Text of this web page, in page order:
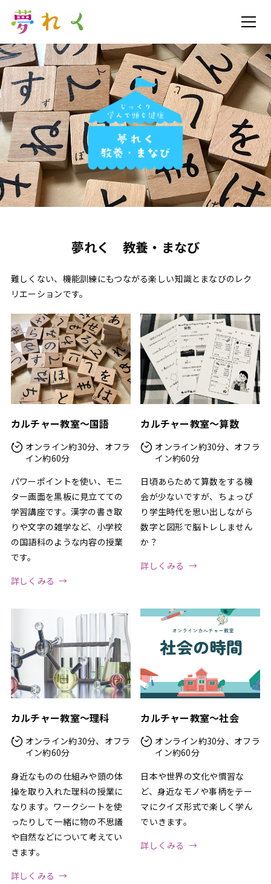
夢れく 教養・まなび
難しくない、機能訓練にもつながる楽しい知識とまなびのレク
リエーションです。
カルチャー教室〜国語
オンライン約30分、オフラ
イン約60分
パワーポイントを使い、モニ
ター画面を黒板に見立てての
学習講座です。漢字の書き取
りや文字の雑学など、小学校
の国語科のような内容の授業
です。
詳しくみる
カルチャー教室〜算数
オンライン約30分、オフラ
イン約60分
日頃あらためて算数をする機
会が少ないですが、ちょっぴ
り学生時代を思い出しながら
数字と図形で脳トレしません
か？
詳しくみる
カルチャー教室〜理科
オンライン約30分、オフラ
イン約60分
身近なものの仕組みや頭の体
操を取り入れた理科の授業に
なります。ワークシートを使
ったりして一緒に物の不思議
や自然などについて考えてい
きます。
詳しくみる
カルチャー教室〜社会
オンライン約30分、オフラ
イン約60分
日本や世界の文化や慣習な
ど、身近なモノや事柄をテー
マにクイズ形式で楽しく学ん
でいきます。
詳しくみる